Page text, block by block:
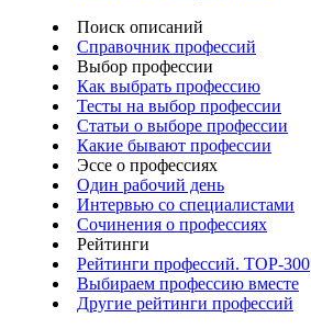
Поиск описаний
Справочник профессий
Выбор профессии
Как выбрать профессию
Тесты на выбор профессии
Статьи о выборе профессии
Какие бывают профессии
Эссе о профессиях
Один рабочий день
Интервью со специалистами
Сочинения о профессиях
Рейтинги
Рейтинги профессий. TOP-300
Выбираем профессию вместе
Другие рейтинги профессий